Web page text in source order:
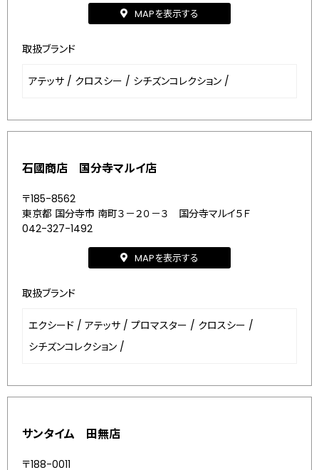
MAPを表示する
取扱ブランド
アテッサ / クロスシー / シチズンコレクション /
石國商店 国分寺マルイ店
〒185-8562
東京都 国分寺市 南町３－２０－３ 国分寺マルイ５Ｆ
042-327-1492
MAPを表示する
取扱ブランド
エクシード / アテッサ / プロマスター / クロスシー /
シチズンコレクション /
サンタイム 田無店
〒188-0011